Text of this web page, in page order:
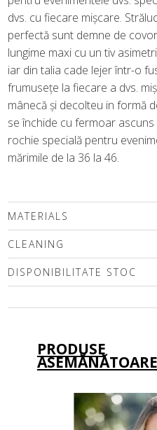
dvs. cu fiecare mișcare.
perfectă sunt demne de
lungime maxi cu un tiv
iar din talia cade lejer într-o
frumusețe la fiecare a dvs.
mânecă și decolteu in formă
se închide cu fermoar
rochie specială pentru
mărimile de la 36 la 46.
MATERIALS
CLEANING
DISPONIBILITATE STOC
PRODUSE
ASEMĂNĂTOARE